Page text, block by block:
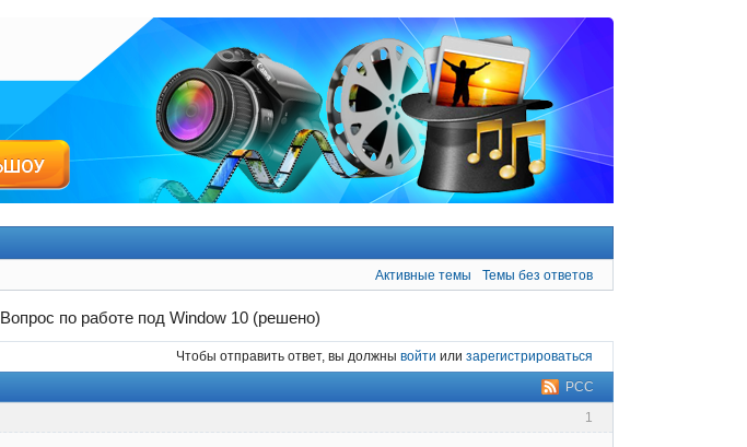
Активные темы Темы без ответов
Вопрос по работе под Window 10 (решено)
Чтобы отправить ответ, вы должны войти или зарегистрироваться
РСС
1